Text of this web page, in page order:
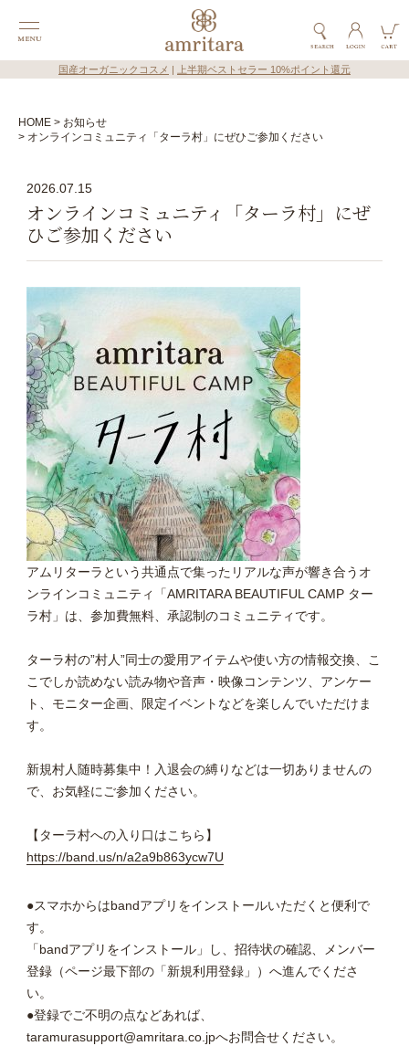
国産オーガニックコスメ 上半期ベストセラー 10%ポイント還元
HOME
お知らせ
オンラインコミュニティ「ターラ村」にぜひご参加ください
2026.07.15
オンラインコミュニティ「ターラ村」にぜ
ひご参加ください
アムリターラという共通点で集ったリアルな声が響き合うオ
ンラインコミュニティ「AMRITARA BEAUTIFUL CAMP ター
ラ村」は、参加費無料、承認制のコミュニティです。
ターラ村の”村人”同士の愛用アイテムや使い方の情報交換、こ
こでしか読めない読み物や音声・映像コンテンツ、アンケー
ト、モニター企画、限定イベントなどを楽しんでいただけま
す。
新規村人随時募集中！入退会の縛りなどは一切ありませんの
で、お気軽にご参加ください。
【ターラ村への入り口はこちら】
https://band.us/n/a2a9b863ycw7U
●スマホからはbandアプリをインストールいただくと便利で
す。
「bandアプリをインストール」し、招待状の確認、メンバー
登録（ページ最下部の「新規利用登録」）へ進んでくださ
い。
●登録でご不明の点などあれば、
taramurasupport@amritara.co.jpへお問合せください。